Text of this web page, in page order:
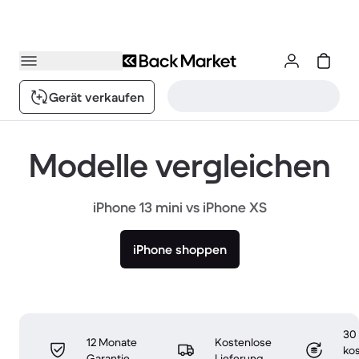
Gerät verkaufen
Modelle vergleichen
iPhone 13 mini vs iPhone XS
iPhone shoppen
12 Monate
Kostenlose
30